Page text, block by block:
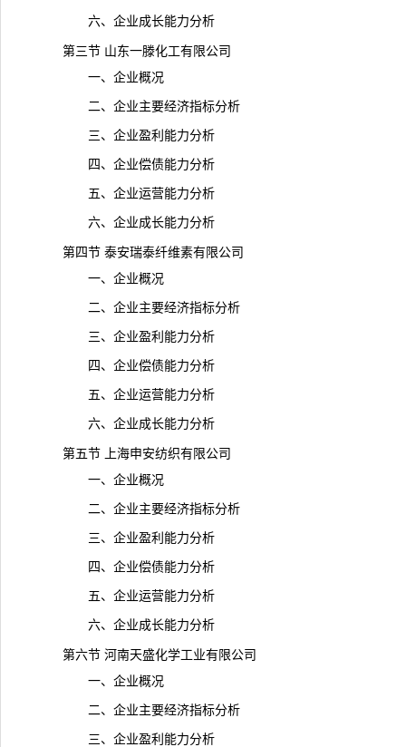
六、企业成长能力分析
第三节 山东一滕化工有限公司
一、企业概况
二、企业主要经济指标分析
三、企业盈利能力分析
四、企业偿债能力分析
五、企业运营能力分析
六、企业成长能力分析
第四节 泰安瑞泰纤维素有限公司
一、企业概况
二、企业主要经济指标分析
三、企业盈利能力分析
四、企业偿债能力分析
五、企业运营能力分析
六、企业成长能力分析
第五节 上海申安纺织有限公司
一、企业概况
二、企业主要经济指标分析
三、企业盈利能力分析
四、企业偿债能力分析
五、企业运营能力分析
六、企业成长能力分析
第六节 河南天盛化学工业有限公司
一、企业概况
二、企业主要经济指标分析
三、企业盈利能力分析